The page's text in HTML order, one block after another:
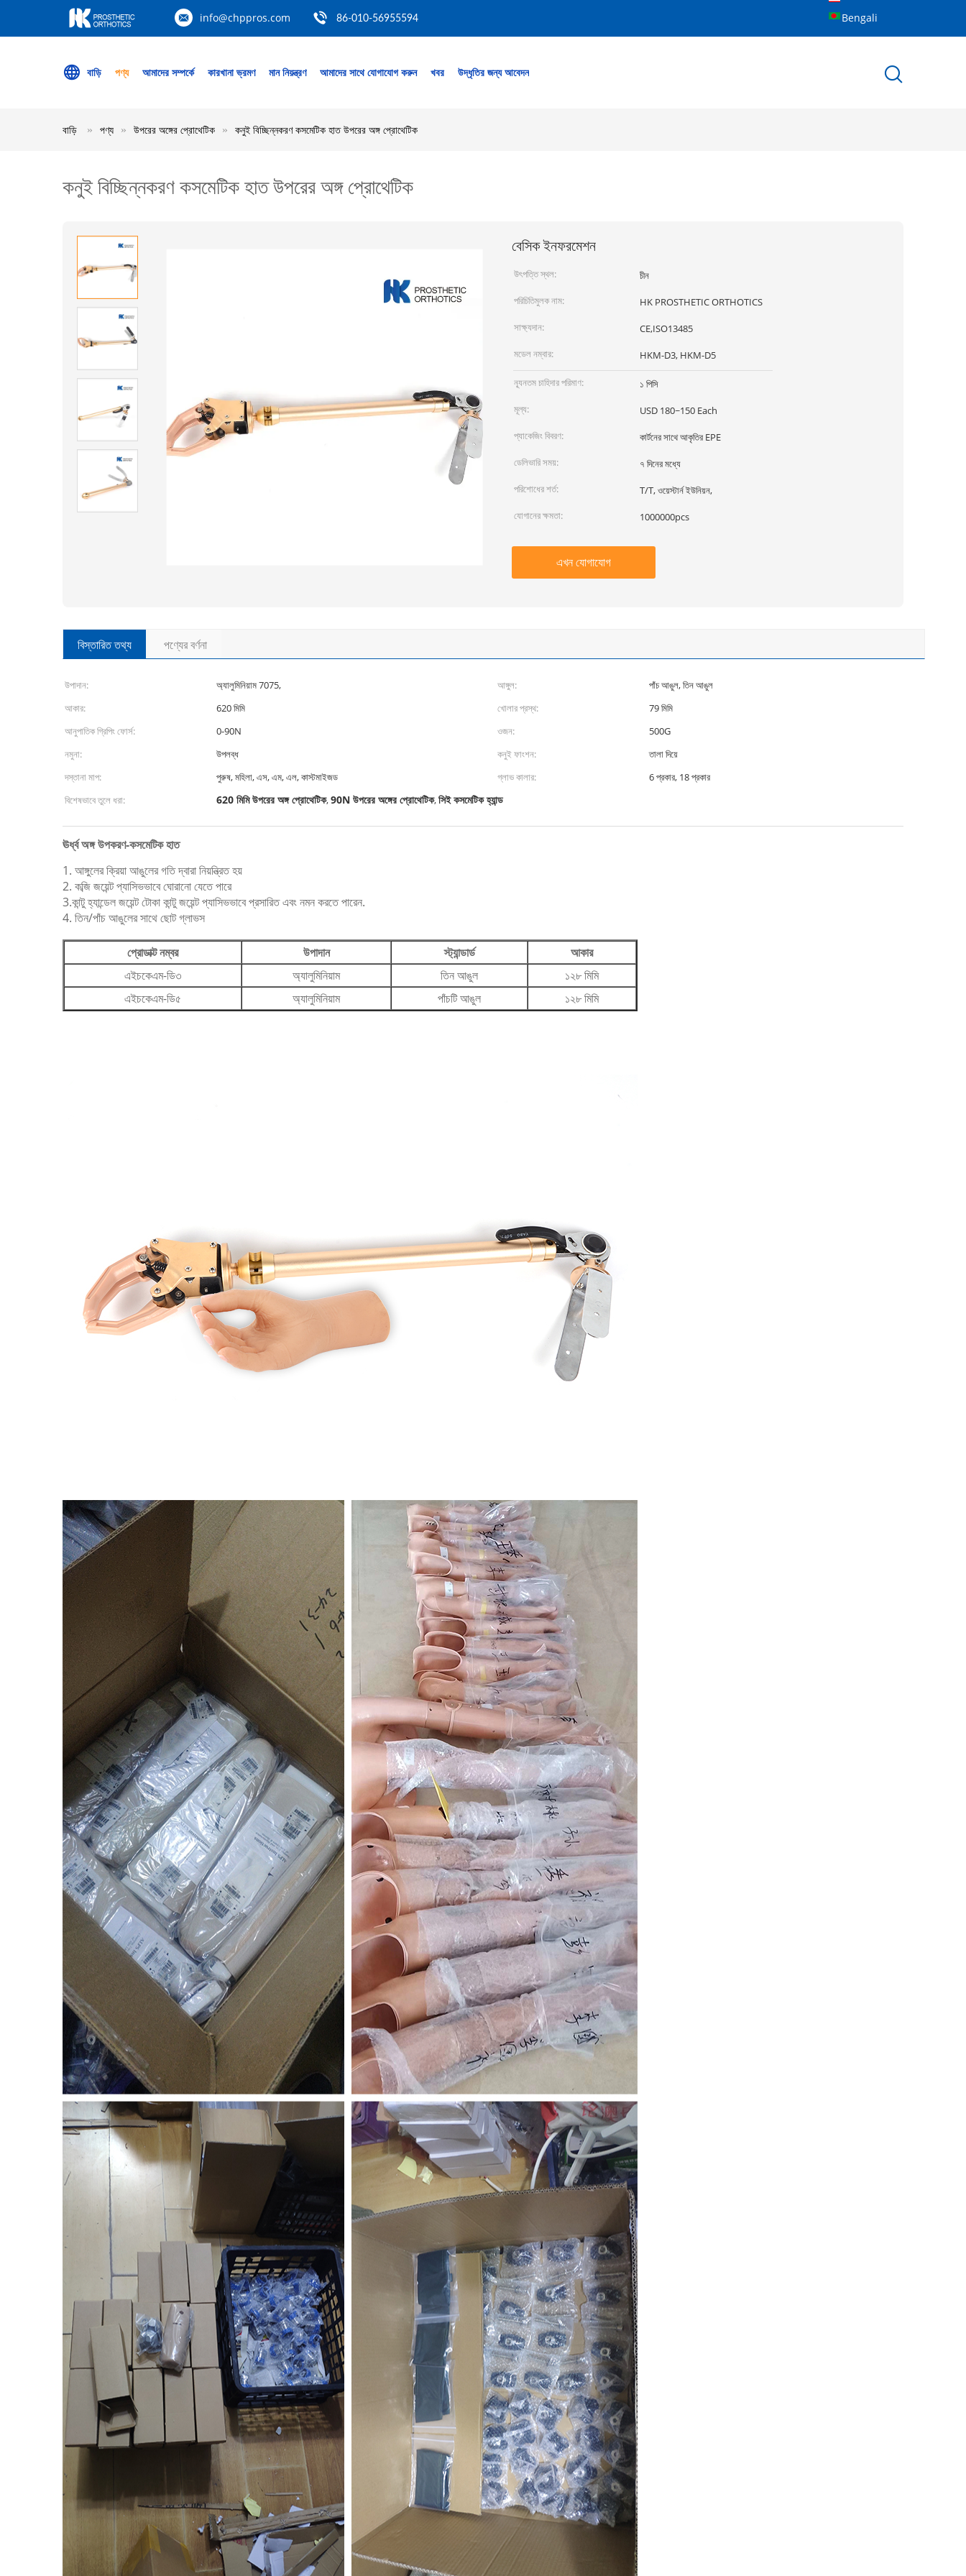
info@chppros.com 86-010-56955594 Bengali
বাড়ি পণ্য আমাদের সম্পর্কে কারখানা ভ্রমণ মান নিয়ন্ত্রণ আমাদের সাথে যোগাযোগ করুন খবর উদ্ধৃতির জন্য আবেদন
বাড়ি পণ্য উপরের অঙ্গের প্রোথেটিক কনুই বিচ্ছিন্নকরণ কসমেটিক হাত উপরের অঙ্গ প্রোথেটিক
কনুই বিচ্ছিন্নকরণ কসমেটিক হাত উপরের অঙ্গ প্রোথেটিক
বেসিক ইনফরমেশন
উৎপত্তি স্থল:
চীন
পরিচিতিমুলক নাম:
HK PROSTHETIC ORTHOTICS
সাক্ষ্যদান:
CE,ISO13485
মডেল নম্বার:
HKM-D3, HKM-D5
ন্যূনতম চাহিদার পরিমাণ:
১ পিসি
মূল্য:
USD 180~150 Each
প্যাকেজিং বিবরণ:
কার্টনের সাথে আকৃতির EPE
ডেলিভারি সময়:
৭ দিনের মধ্যে
পরিশোধের শর্ত:
T/T, ওয়েস্টার্ন ইউনিয়ন,
যোগানের ক্ষমতা:
1000000pcs
এখন যোগাযোগ
বিস্তারিত তথ্য পণ্যের বর্ণনা
উপাদান: অ্যালুমিনিয়াম 7075, আঙ্গুল:
পাঁচ আঙুল, তিন আঙুল
আকার:
620 মিমি খোলার প্রস্থ:
79 মিমি
আনুপাতিক গ্রিপিং ফোর্স:
0-90N ওজন:
500G
নমুনা:
উপলব্ধ কনুই ফাংশন:
তালা দিয়ে
দস্তানা মাপ:
পুরুষ, মহিলা, এস, এম, এল, কাস্টমাইজড গ্লাভ কালার:
6 প্রকার, 18 প্রকার
বিশেষভাবে তুলে ধরা:
620 মিমি উপরের অঙ্গ প্রোথেটিক,90N উপরের অঙ্গের প্রোথেটিক,সিই কসমেটিক হ্যান্ড
ঊর্ধ্ব অঙ্গ উপকরণ-কসমেটিক হাত
1. আঙ্গুলের ক্রিয়া আঙুলের গতি দ্বারা নিয়ন্ত্রিত হয়
2. কব্জি জয়েন্ট প্যাসিভভাবে ঘোরানো যেতে পারে
3.কান্টু হ্যান্ডেল জয়েন্ট টোকা কান্টু জয়েন্ট প্যাসিভভাবে প্রসারিত এবং নমন করতে পারেন.
4. তিন/পাঁচ আঙুলের সাথে ছোট গ্লাভস
প্রোডাক্ট নম্বর উপাদান স্ট্যান্ডার্ড
আকার
এইচকেএম-ডি৩
অ্যালুমিনিয়াম তিন আঙুল
১২৮ মিমি
এইচকেএম-ডি৫
অ্যালুমিনিয়াম পাঁচটি আঙুল ১২৮ মিমি